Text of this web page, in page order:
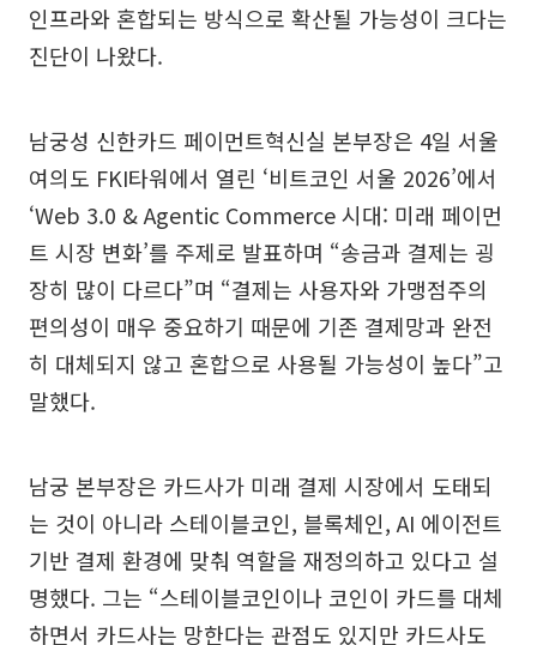
인프라와 혼합되는 방식으로 확산될 가능성이 크다는
진단이 나왔다.
남궁성 신한카드 페이먼트혁신실 본부장은 4일 서울
여의도 FKI타워에서 열린 ‘비트코인 서울 2026’에서
‘Web 3.0 & Agentic Commerce 시대: 미래 페이먼
트 시장 변화’를 주제로 발표하며 “송금과 결제는 굉
장히 많이 다르다”며 “결제는 사용자와 가맹점주의
편의성이 매우 중요하기 때문에 기존 결제망과 완전
히 대체되지 않고 혼합으로 사용될 가능성이 높다”고
말했다.
남궁 본부장은 카드사가 미래 결제 시장에서 도태되
는 것이 아니라 스테이블코인, 블록체인, AI 에이전트
기반 결제 환경에 맞춰 역할을 재정의하고 있다고 설
명했다. 그는 “스테이블코인이나 코인이 카드를 대체
하면서 카드사는 망한다는 관점도 있지만 카드사도